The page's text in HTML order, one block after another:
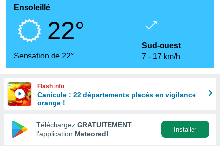
Ensoleillé
22°
Sensation de 22°
Sud-ouest
7
17 km/h
Flash info
Canicule : 22 départements placés en vigilance
orange !
Téléchargez GRATUITEMENT
l’application Meteored!
Installer